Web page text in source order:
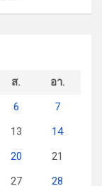
ส.
อา.
6
7
13
14
20
21
27
28